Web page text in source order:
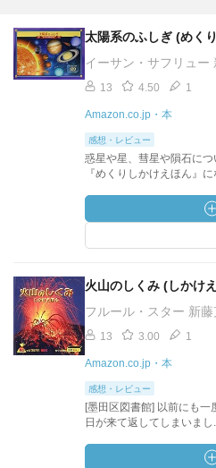
太陽系のふしぎ (めく
イーサン・サフリュー
13 4.50 1
Amazon.co.jp・本
感想・レビュー
惑星や星、彗星や隕石につ
『めくりしかけえほん』
火山のしくみ (しかけ
フルール・スター 新
13 3.00 1
Amazon.co.jp・本
感想・レビュー
[墨田区図書館] 以前にも
日が来て返してしまいまし